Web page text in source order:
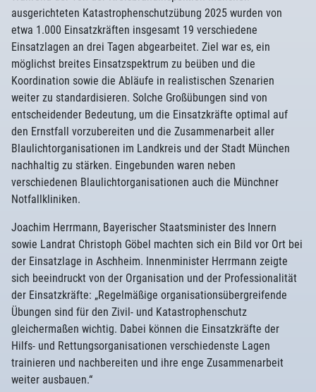
ausgerichteten Katastrophenschutzübung 2025 wurden von
etwa 1.000 Einsatzkräften insgesamt 19 verschiedene
Einsatzlagen an drei Tagen abgearbeitet. Ziel war es, ein
möglichst breites Einsatzspektrum zu beüben und die
Koordination sowie die Abläufe in realistischen Szenarien
weiter zu standardisieren. Solche Großübungen sind von
entscheidender Bedeutung, um die Einsatzkräfte optimal auf
den Ernstfall vorzubereiten und die Zusammenarbeit aller
Blaulichtorganisationen im Landkreis und der Stadt München
nachhaltig zu stärken. Eingebunden waren neben
verschiedenen Blaulichtorganisationen auch die Münchner
Notfallkliniken.
Joachim Herrmann, Bayerischer Staatsminister des Innern
sowie Landrat Christoph Göbel machten sich ein Bild vor Ort bei
der Einsatzlage in Aschheim. Innenminister Herrmann zeigte
sich beeindruckt von der Organisation und der Professionalität
der Einsatzkräfte: „Regelmäßige organisationsübergreifende
Übungen sind für den Zivil- und Katastrophenschutz
gleichermaßen wichtig. Dabei können die Einsatzkräfte der
Hilfs- und Rettungsorganisationen verschiedenste Lagen
trainieren und nachbereiten und ihre enge Zusammenarbeit
weiter ausbauen.“